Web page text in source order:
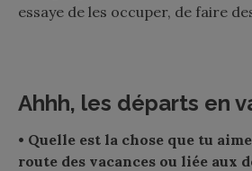
essaye de les occuper, de faire
Ahhh, les départs en
• Quelle est la chose que tu
route des vacances ou liée aux